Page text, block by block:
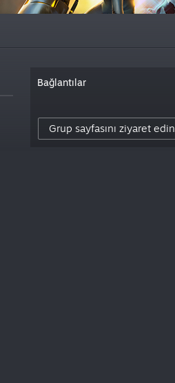
Bağlantılar
Grup sayfasını ziyaret edin